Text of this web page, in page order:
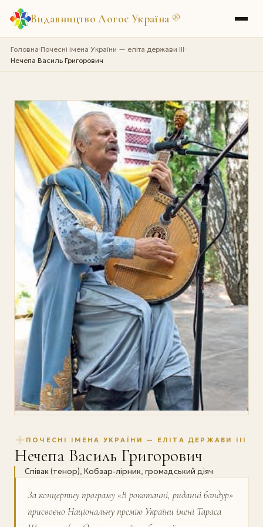
Видавництво Логос Україна ®
Головна›Почесні імена України — еліта держави III›
Нечепа Василь Григорович
ПОЧЕСНІ ІМЕНА УКРАЇНИ — ЕЛІТА ДЕРЖАВИ III
Нечепа Василь Григорович
Співак (тенор), Кобзар-лірник, громадський діяч
За концертну програму «В рокотанні, риданні бандур»
присвоєно Національну премію України імені Тараса